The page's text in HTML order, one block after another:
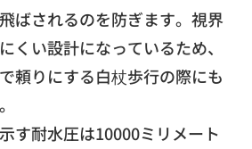
ばされるのを防ぎます。 視界
くい設計になっているため、
頼りにする白杖歩行の際にも
。
す耐水圧は10000ミリメート